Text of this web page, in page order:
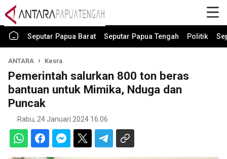
Seputar Papua Barat Seputar Papua Tengah Politik
ANTARA Kesra
Pemerintah salurkan 800 ton beras
bantuan untuk Mimika, Nduga dan
Puncak
Rabu, 24 Januari 2024 16:06